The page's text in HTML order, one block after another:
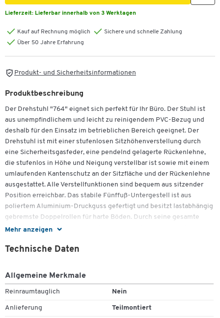
Lieferzeit: Lieferbar innerhalb von 3 Werktagen
Kauf auf Rechnung möglich
Sichere und schnelle Zahlung
Über 50 Jahre Erfahrung
Produkt- und Sicherheitsinformationen
Mehr anzeigen
Produktbeschreibung
Der Drehstuhl "764" eignet sich perfekt für Ihr Büro. Der Stuhl ist
aus unempfindlichem und leicht zu reinigendem PVC-Bezug und
deshalb für den Einsatz im betrieblichen Bereich geeignet. Der
Drehstuhl ist mit einer stufenlosen Sitzhöhenverstellung durch
eine Sicherheitsgasfeder, eine pendelnd gelagerte Rückenlehne,
die stufenlos in Höhe und Neigung verstellbar ist sowie mit einem
umlaufenden Kantenschutz an der Sitzfläche und der Rückenlehne
ausgestattet. Alle Verstellfunktionen sind bequem aus sitzender
Position erreichbar. Das stabile Fünffuß-Untergestell ist aus
poliertem Aluminium-Druckguss gefertigt und besitzt lastabhängig
gebremste Doppelrollen für harte Böden. Durch seine gesamte
Konzeption - ausgelegt auf Haltbarkeit und Sicherheit - hält er dem
man im Bürobereich gewohnt ist und der ermüdungsfreies Sitzen
Menge bietet!
Ausführung nach DIN 4551, GS-geprüft
Sitzmaße (B/T/H): ca. 445 x 425 x 435 - 565 mm
Technische Daten
Allgemeine Merkmale
Reinraumtauglich Nein
Anlieferung Teilmontiert